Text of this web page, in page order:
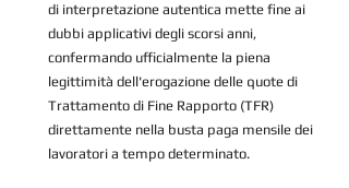
di interpretazione autentica mette fine ai
dubbi applicativi degli scorsi anni,
confermando ufficialmente la piena
legittimità dell'erogazione delle quote di
Trattamento di Fine Rapporto (TFR)
direttamente nella busta paga mensile dei
lavoratori a tempo determinato.